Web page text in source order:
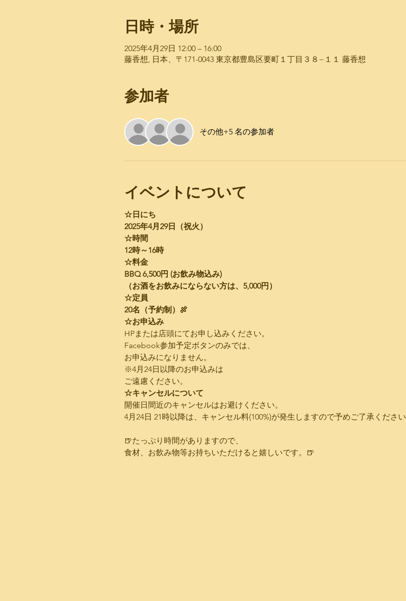
日時・場所
2025年4月29日 12:00 – 16:00
藤香想, 日本、〒171-0043 東京都豊島区要町１丁目３８−１１ 藤香想
参加者
その他+5 名の参加者
イベントについて
☆日にち
2025年4月29日（祝火）
☆時間
12時～16時
☆料金
BBQ 6,500円 (お飲み物込み)
（お酒をお飲みにならない方は、5,000円）
☆定員
20名（予約制）🍖
☆お申込み
HPまたは店頭にてお申し込みください。
Facebook参加予定ボタンのみでは、
お申込みになりません。
※4月24日以降のお申込みは
ご遠慮ください。
☆キャンセルについて
開催日間近のキャンセルはお避けください。
4月24日 21時以降は、キャンセル料(100%)が発生しますので予めご了承ください
🍺たっぷり時間がありますので、
食材、お飲み物等お持ちいただけると嬉しいです。🍺